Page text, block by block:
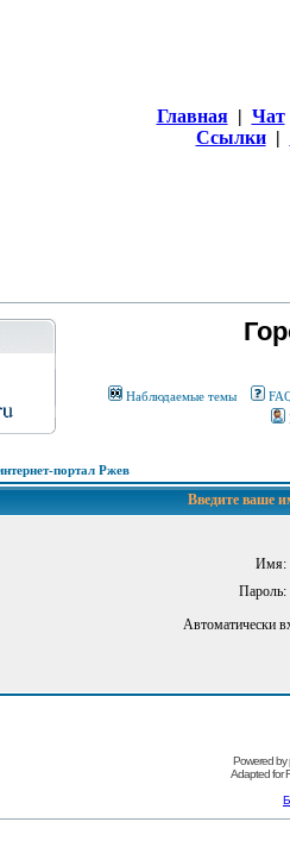
Главная | Чат
Ссылки |
Наблюдаемые темы
портал Ржев
Введите ваше
Имя:
Пароль:
Автоматически
Powered by
Adapted for